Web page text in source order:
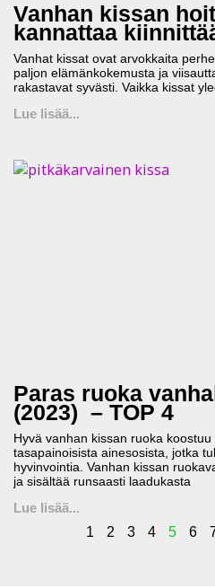
Vanhan kissan
kannattaa
Vanhat kissat ovat arvokkaita
paljon elämänkokemusta ja
rakastavat syvästi. Vaikka kissat
Lue lisää...
Paras ruoka
(2023) – TOP 4
Hyvä vanhan kissan ruoka
tasapainoisista ainesosista, jotka
hyvinvointia. Vanhan kissan
ja sisältää runsaasti laadukasta
Lue lisää...
1 2 3 4 5 6